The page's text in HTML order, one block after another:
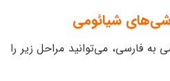
شیائومی
به فارسی، می‌توانید مراحل زیر را